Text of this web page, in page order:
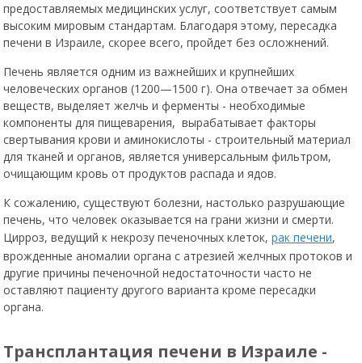
предоставляемых медицинских услуг, соответствует самым
высоким мировым стандартам. Благодаря этому, пересадка
печени в Израиле, скорее всего, пройдет без осложнений.
Печень является одним из важнейших и крупнейших
человеческих органов (1200—1500 г). Она отвечает за обмен
веществ, выделяет желчь и ферменты - необходимые
компоненты для пищеварения, вырабатывает факторы
свертывания крови и аминокислоты - строительный материал
для тканей и органов, является универсальным фильтром,
очищающим кровь от продуктов распада и ядов.
К сожалению, существуют болезни, настолько разрушающие
печень, что человек оказывается на грани жизни и смерти.
Цирроз, ведущий к некрозу печеночных клеток,рак печени,
врожденные аномалии органа с атрезией желчных протоков и
другие причины печеночной недостаточности часто не
оставляют пациенту другого варианта кроме пересадки
органа.
Трансплантация печени в Израиле -